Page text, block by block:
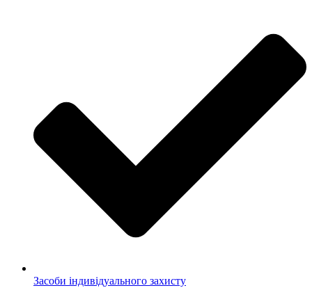
Засоби індивідуального захисту